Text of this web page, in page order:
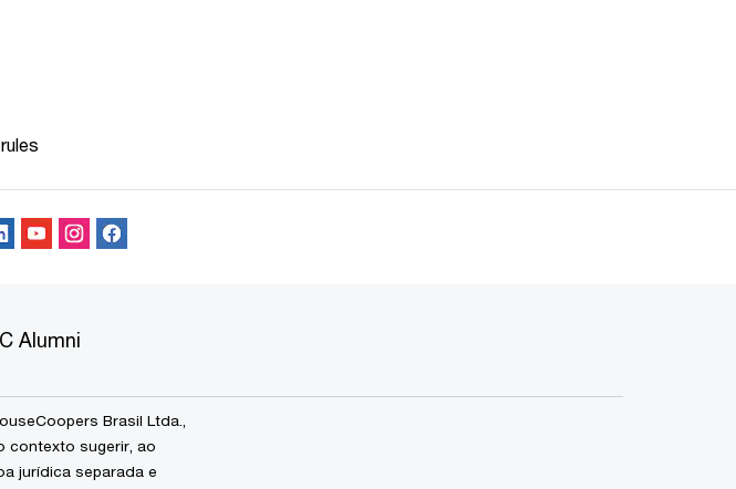
Alumni
Brasil Ltda.,
contexto sugerir, ao
jurídica separada e